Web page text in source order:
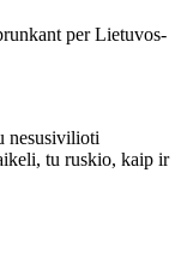
per Lietuvos-
nesusivilioti
tu ruskio, kaip ir